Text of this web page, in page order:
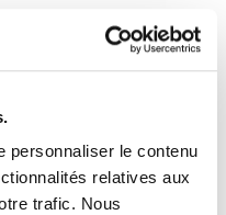
personnaliser le contenu
relatives aux
trafic. Nous
19